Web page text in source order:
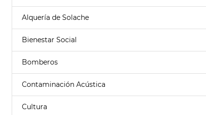
Alquería de Solache
Bienestar Social
Bomberos
Contaminación Acústica
Cultura